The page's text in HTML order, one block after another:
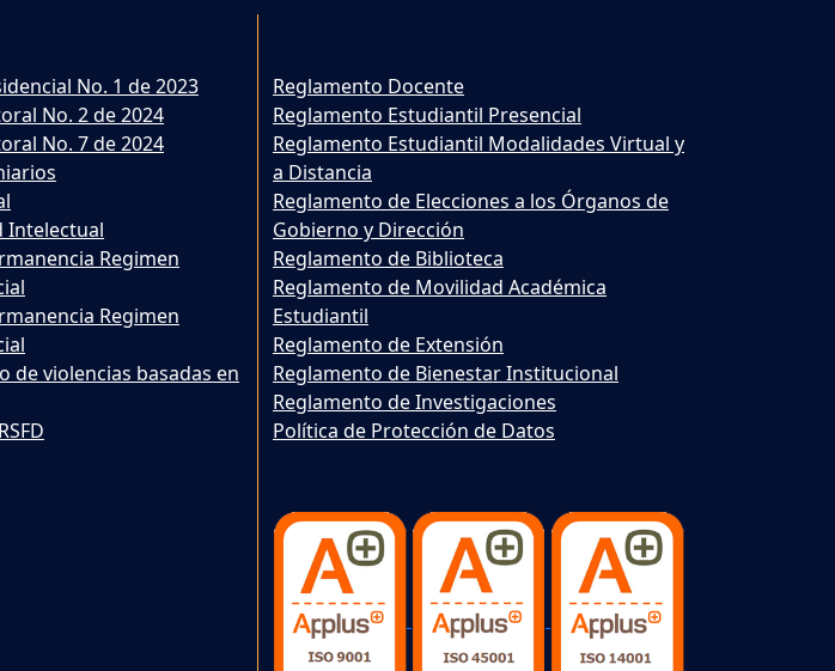
No. 1 de 2023
No. 2 de 2024
No. 7 de 2024
Intelectual
Regimen
Regimen
de violencias basadas en
Reglamento Docente
Reglamento Estudiantil Presencial
Reglamento Estudiantil Modalidades Virtual y
a Distancia
Reglamento de Elecciones a los Órganos de
Gobierno y Dirección
Reglamento de Biblioteca
Reglamento de Movilidad Académica
Estudiantil
Reglamento de Extensión
Reglamento de Bienestar Institucional
Reglamento de Investigaciones
Política de Protección de Datos